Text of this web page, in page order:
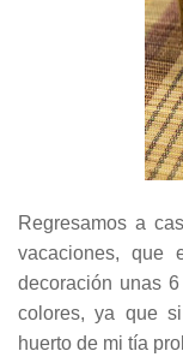
Regresamos a
vacaciones, que
decoración unas
colores, ya que
huerto de mi tía